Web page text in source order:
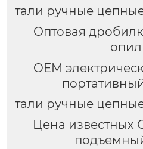
тали ручные
Оптовая
OEM
тали ручные цепные
Цена известных